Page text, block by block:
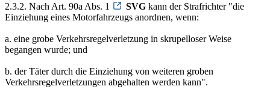
2.3.2. Nach Art. 90a Abs. 1 SVG kann der Strafrichter "die
Einziehung eines Motorfahrzeugs anordnen, wenn:
a. eine grobe Verkehrsregelverletzung in skrupelloser Weise
begangen wurde; und
b. der Täter durch die Einziehung von weiteren groben
Verkehrsregelverletzungen abgehalten werden kann".